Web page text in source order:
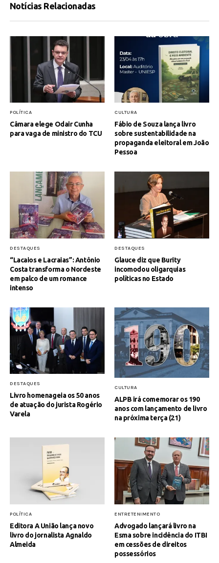
Notícias Relacionadas
POLÍTICA
Câmara elege Odair Cunha
para vaga de ministro do TCU
CULTURA
Fábio de Souza lança livro
sobre sustentabilidade na
propaganda eleitoral em João
Pessoa
DESTAQUES
“Lacaios e Lacraias”: Antônio
Costa transforma o Nordeste
em palco de um romance
intenso
DESTAQUES
Glauce diz que Burity
incomodou oligarquias
políticas no Estado
DESTAQUES
Livro homenageia os 50 anos
de atuação do jurista Rogério
Varela
CULTURA
ALPB irá comemorar os 190
anos com lançamento de livro
na próxima terça (21)
POLÍTICA
Editora A União lança novo
livro do jornalista Agnaldo
Almeida
ENTRETENIMENTO
Advogado lançará livro na
Esma sobre incidência do ITBI
em cessões de direitos
possessórios